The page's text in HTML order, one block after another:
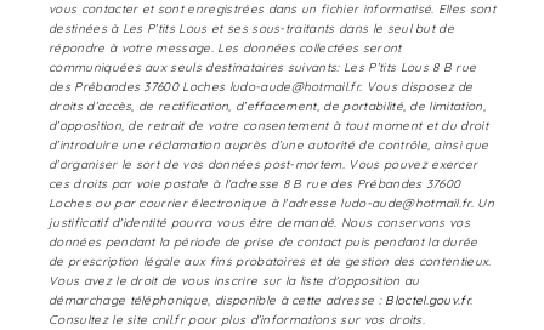
vous contacter et sont enregistrées dans un fichier informatisé. Elles sont
destinées à Les P’tits Lous et ses sous-traitants dans le seul but de
répondre à votre message. Les données collectées seront
communiquées aux seuls destinataires suivants: Les P’tits Lous 8 B rue
des Prébandes 37600 Loches ludo-aude@hotmail.fr. Vous disposez de
droits d’accès, de rectification, d’effacement, de portabilité, de limitation,
d’opposition, de retrait de votre consentement à tout moment et du droit
d’introduire une réclamation auprès d’une autorité de contrôle, ainsi que
d’organiser le sort de vos données post-mortem. Vous pouvez exercer
ces droits par voie postale à l'adresse 8 B rue des Prébandes 37600
Loches ou par courrier électronique à l'adresse ludo-aude@hotmail.fr. Un
justificatif d'identité pourra vous être demandé. Nous conservons vos
données pendant la période de prise de contact puis pendant la durée
de prescription légale aux fins probatoires et de gestion des contentieux.
Vous avez le droit de vous inscrire sur la liste d'opposition au
démarchage téléphonique, disponible à cette adresse : Bloctel.gouv.fr.
Consultez le site cnil.fr pour plus d’informations sur vos droits.